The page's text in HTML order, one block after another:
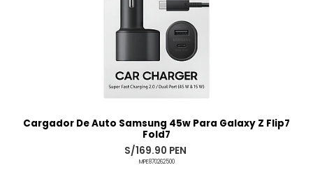
Cargador De Auto Samsung 45w Para Galaxy Z Flip7
Fold7
S/169.90 PEN
MPE870262500